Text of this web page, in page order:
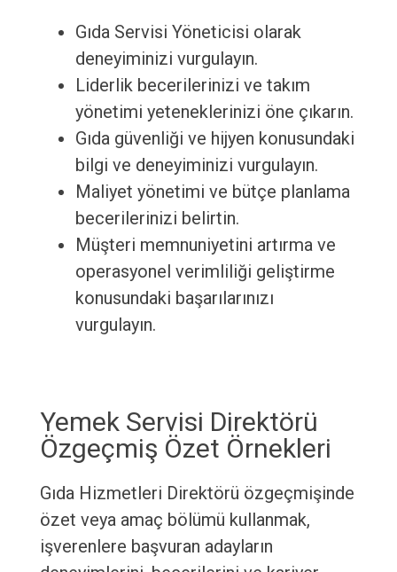
Gıda Servisi Yöneticisi olarak
deneyiminizi vurgulayın.
Liderlik becerilerinizi ve takım
yönetimi yeteneklerinizi öne çıkarın.
Gıda güvenliği ve hijyen konusundaki
bilgi ve deneyiminizi vurgulayın.
Maliyet yönetimi ve bütçe planlama
becerilerinizi belirtin.
Müşteri memnuniyetini artırma ve
operasyonel verimliliği geliştirme
konusundaki başarılarınızı
vurgulayın.
Yemek Servisi Direktörü
Özgeçmiş Özet Örnekleri
Gıda Hizmetleri Direktörü özgeçmişinde
özet veya amaç bölümü kullanmak,
işverenlere başvuran adayların